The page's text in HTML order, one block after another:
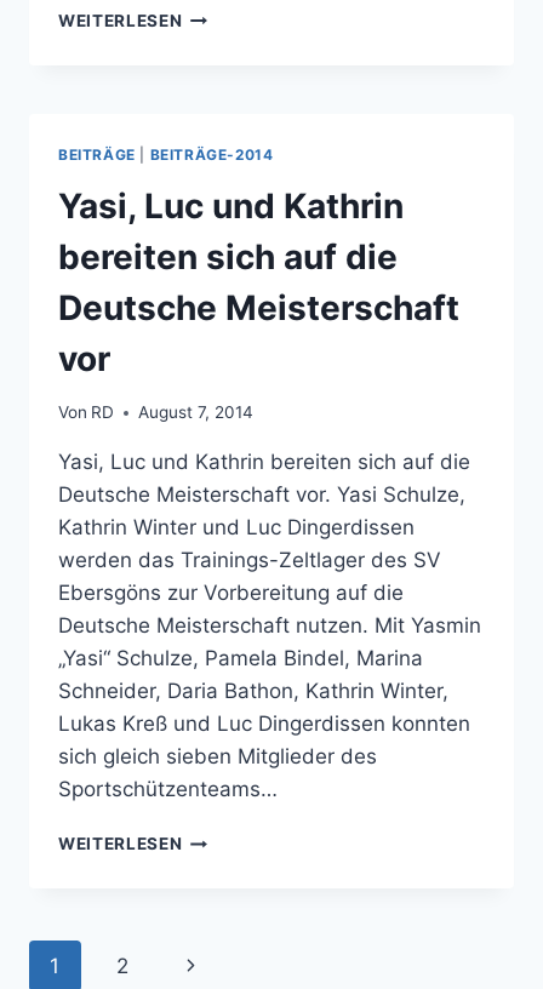
WEITERLESEN LÄNDERVERGLEICHSKAMPF
FRANKFURT
BEITRÄGE BEITRÄGE-2014
Yasi, Luc und Kathrin
bereiten sich auf die
Deutsche Meisterschaft
vor
Von RD August 7, 2014
Yasi, Luc und Kathrin bereiten sich auf die
Deutsche Meisterschaft vor. Yasi Schulze,
Kathrin Winter und Luc Dingerdissen
werden das Trainings-Zeltlager des SV
Ebersgöns zur Vorbereitung auf die
Deutsche Meisterschaft nutzen. Mit Yasmin
„Yasi“ Schulze, Pamela Bindel, Marina
Schneider, Daria Bathon, Kathrin Winter,
Lukas Kreß und Luc Dingerdissen konnten
sich gleich sieben Mitglieder des
Sportschützenteams…
WEITERLESEN YASI,
SICH
Seitennavigation
1 2 Nächste